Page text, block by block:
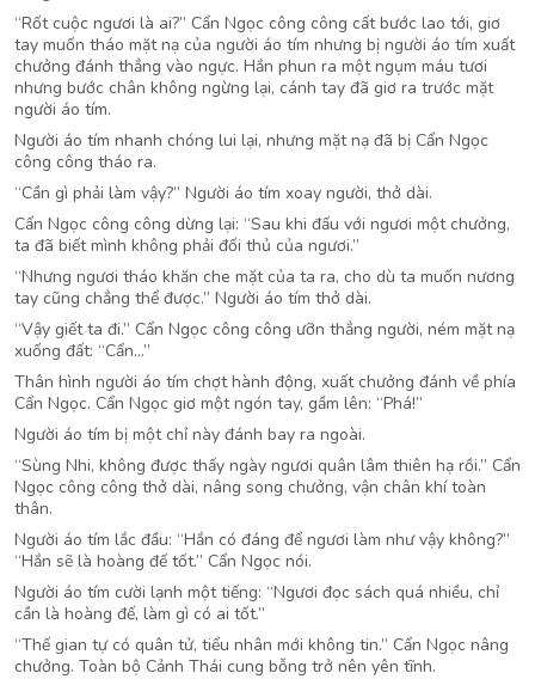
“Rốt cuộc ngươi là ai?” Cẩn Ngọc công công cất bước lao tới, giơ
tay muốn tháo mặt nạ của người áo tím nhưng bị người áo tím xuất
chưởng đánh thẳng vào ngực. Hắn phun ra một ngụm máu tươi
nhưng bước chân không ngừng lại, cánh tay đã giơ ra trước mặt
người áo tím.
Người áo tím nhanh chóng lui lại, nhưng mặt nạ đã bị Cẩn Ngọc
công công tháo ra.
“Cần gì phải làm vậy?” Người áo tím xoay người, thở dài.
Cẩn Ngọc công công dừng lại: “Sau khi đấu với ngươi một chưởng,
ta đã biết mình không phải đối thủ của ngươi.”
“Nhưng ngươi tháo khăn che mặt của ta ra, cho dù ta muốn nương
tay cũng chẳng thể được.” Người áo tím thở dài.
“Vậy giết ta đi.” Cẩn Ngọc công công ưỡn thẳng người, ném mặt nạ
xuống đất: “Cẩn…”
Thân hình người áo tím chợt hành động, xuất chưởng đánh về phía
Cẩn Ngọc. Cẩn Ngọc giơ một ngón tay, gầm lên: “Phá!”
Người áo tím bị một chỉ này đánh bay ra ngoài.
“Sùng Nhi, không được thấy ngày ngươi quân lâm thiên hạ rồi.” Cẩn
Ngọc công công thở dài, nâng song chưởng, vận chân khí toàn
thân.
Người áo tím lắc đầu: “Hắn có đáng để ngươi làm như vậy không?”
“Hắn sẽ là hoàng đế tốt.” Cẩn Ngọc nói.
Người áo tím cười lạnh một tiếng: “Ngươi đọc sách quá nhiều, chỉ
cần là hoàng đế, làm gì có ai tốt.”
“Thế gian tự có quân tử, tiểu nhân mới không tin.” Cẩn Ngọc nâng
chưởng. Toàn bộ Cảnh Thái cung bỗng trở nên yên tĩnh.